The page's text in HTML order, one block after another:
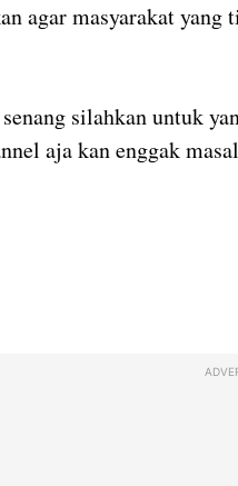
agar masyarakat
silahkan untuk
aja kan enggak